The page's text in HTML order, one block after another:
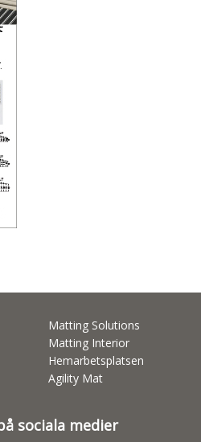
Matting Solutions
Matting Interior
Hemarbetsplatsen
Agility Mat
sociala medier